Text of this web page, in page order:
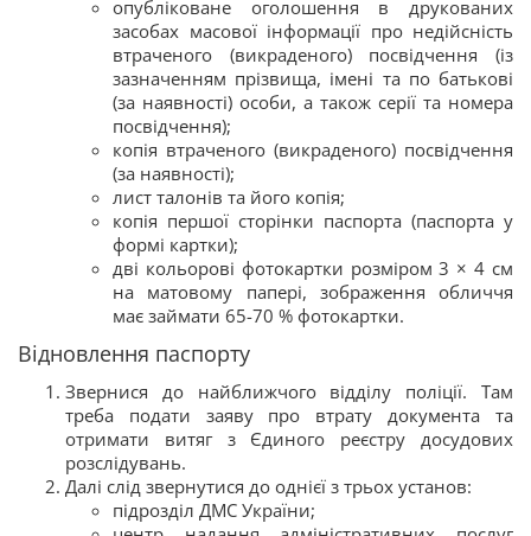
опубліковане оголошення в друкованих
засобах масової інформації про недійсність
втраченого (викраденого) посвідчення (із
зазначенням прізвища, імені та по батькові
(за наявності) особи, а також серії та номера
посвідчення);
копія втраченого (викраденого) посвідчення
(за наявності);
лист талонів та його копія;
копія першої сторінки паспорта (паспорта у
формі картки);
дві кольорові фотокартки розміром 3 × 4 см
на матовому папері, зображення обличчя
має займати 65-70 % фотокартки.
Відновлення паспорту
Звернися до найближчого відділу поліції. Там
треба подати заяву про втрату документа та
отримати витяг з Єдиного реєстру досудових
розслідувань.
Далі слід звернутися до однієї з трьох установ:
підрозділ ДМС України;